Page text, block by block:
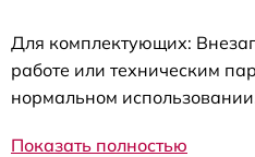
Для комплектующих:
работе или техническим
нормальном
Показать полностью